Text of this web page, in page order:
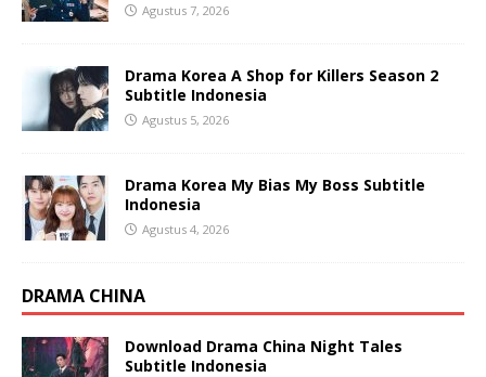
Agustus 7, 2026
Drama Korea A Shop for Killers Season 2
Subtitle Indonesia
Agustus 5, 2026
Drama Korea My Bias My Boss Subtitle
Indonesia
Agustus 4, 2026
DRAMA CHINA
Download Drama China Night Tales
Subtitle Indonesia